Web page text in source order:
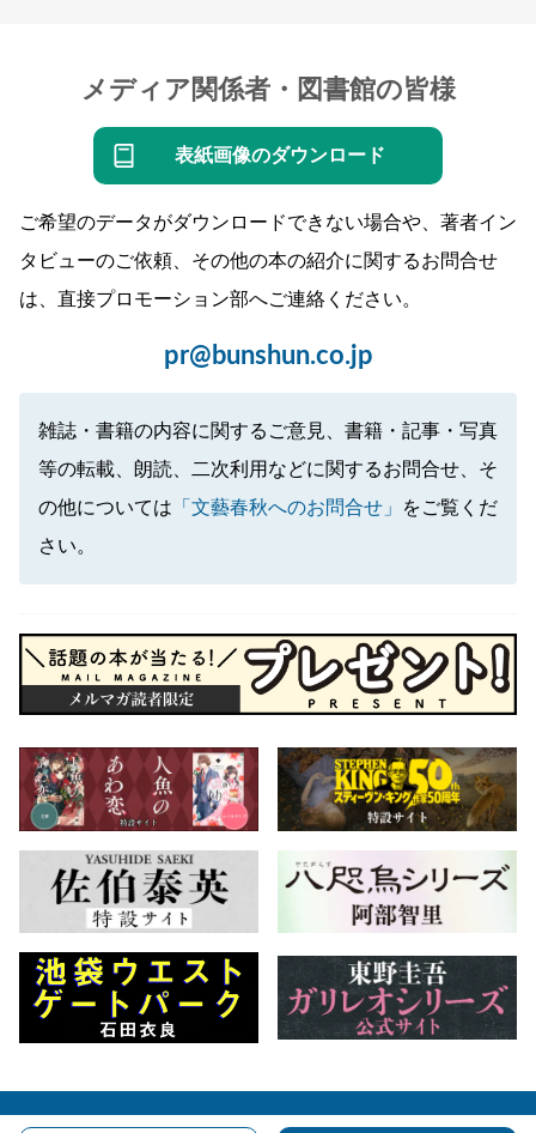
メディア関係者・図書館の皆様
表紙画像のダウンロード
ご希望のデータがダウンロードできない場合や、著者イン
タビューのご依頼、その他の本の紹介に関するお問合せ
は、直接プロモーション部へご連絡ください。
pr@bunshun.co.jp
雑誌・書籍の内容に関するご意見、書籍・記事・写真
等の転載、朗読、二次利用などに関するお問合せ、そ
の他については 「文藝春秋へのお問合せ」
をご覧くだ
さい。